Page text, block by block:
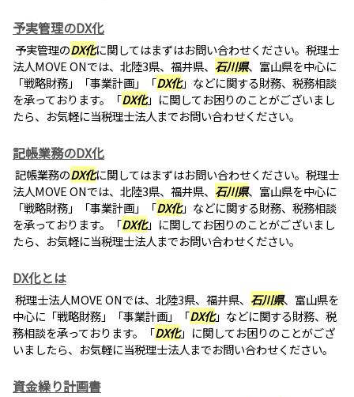
予実管理のDX化
予実管理のDX化に関してはまずはお問い合わせください。税理士
法人MOVE ONでは、北陸3県、福井県、 石川県、富山県を中心に
「戦略財務」「事業計画」「DX化」などに関する財務、税務相談
を承っております。「DX化」に関してお困りのことがございまし
たら、お気軽に当税理士法人までお問い合わせください。
記帳業務のDX化
記帳業務のDX化に関してはまずはお問い合わせください。税理士
法人MOVE ONでは、北陸3県、福井県、 石川県、富山県を中心に
「戦略財務」「事業計画」「DX化」などに関する財務、税務相談
を承っております。「DX化」に関してお困りのことがございまし
たら、お気軽に当税理士法人までお問い合わせください。
DX化とは
税理士法人MOVE ONでは、北陸3県、福井県、 石川県、富山県を
中心に「戦略財務」「事業計画」「DX化」などに関する財務、税
務相談を承っております。「DX化」に関してお困りのことがござ
いましたら、お気軽に当税理士法人までお問い合わせください。
資金繰り計画書